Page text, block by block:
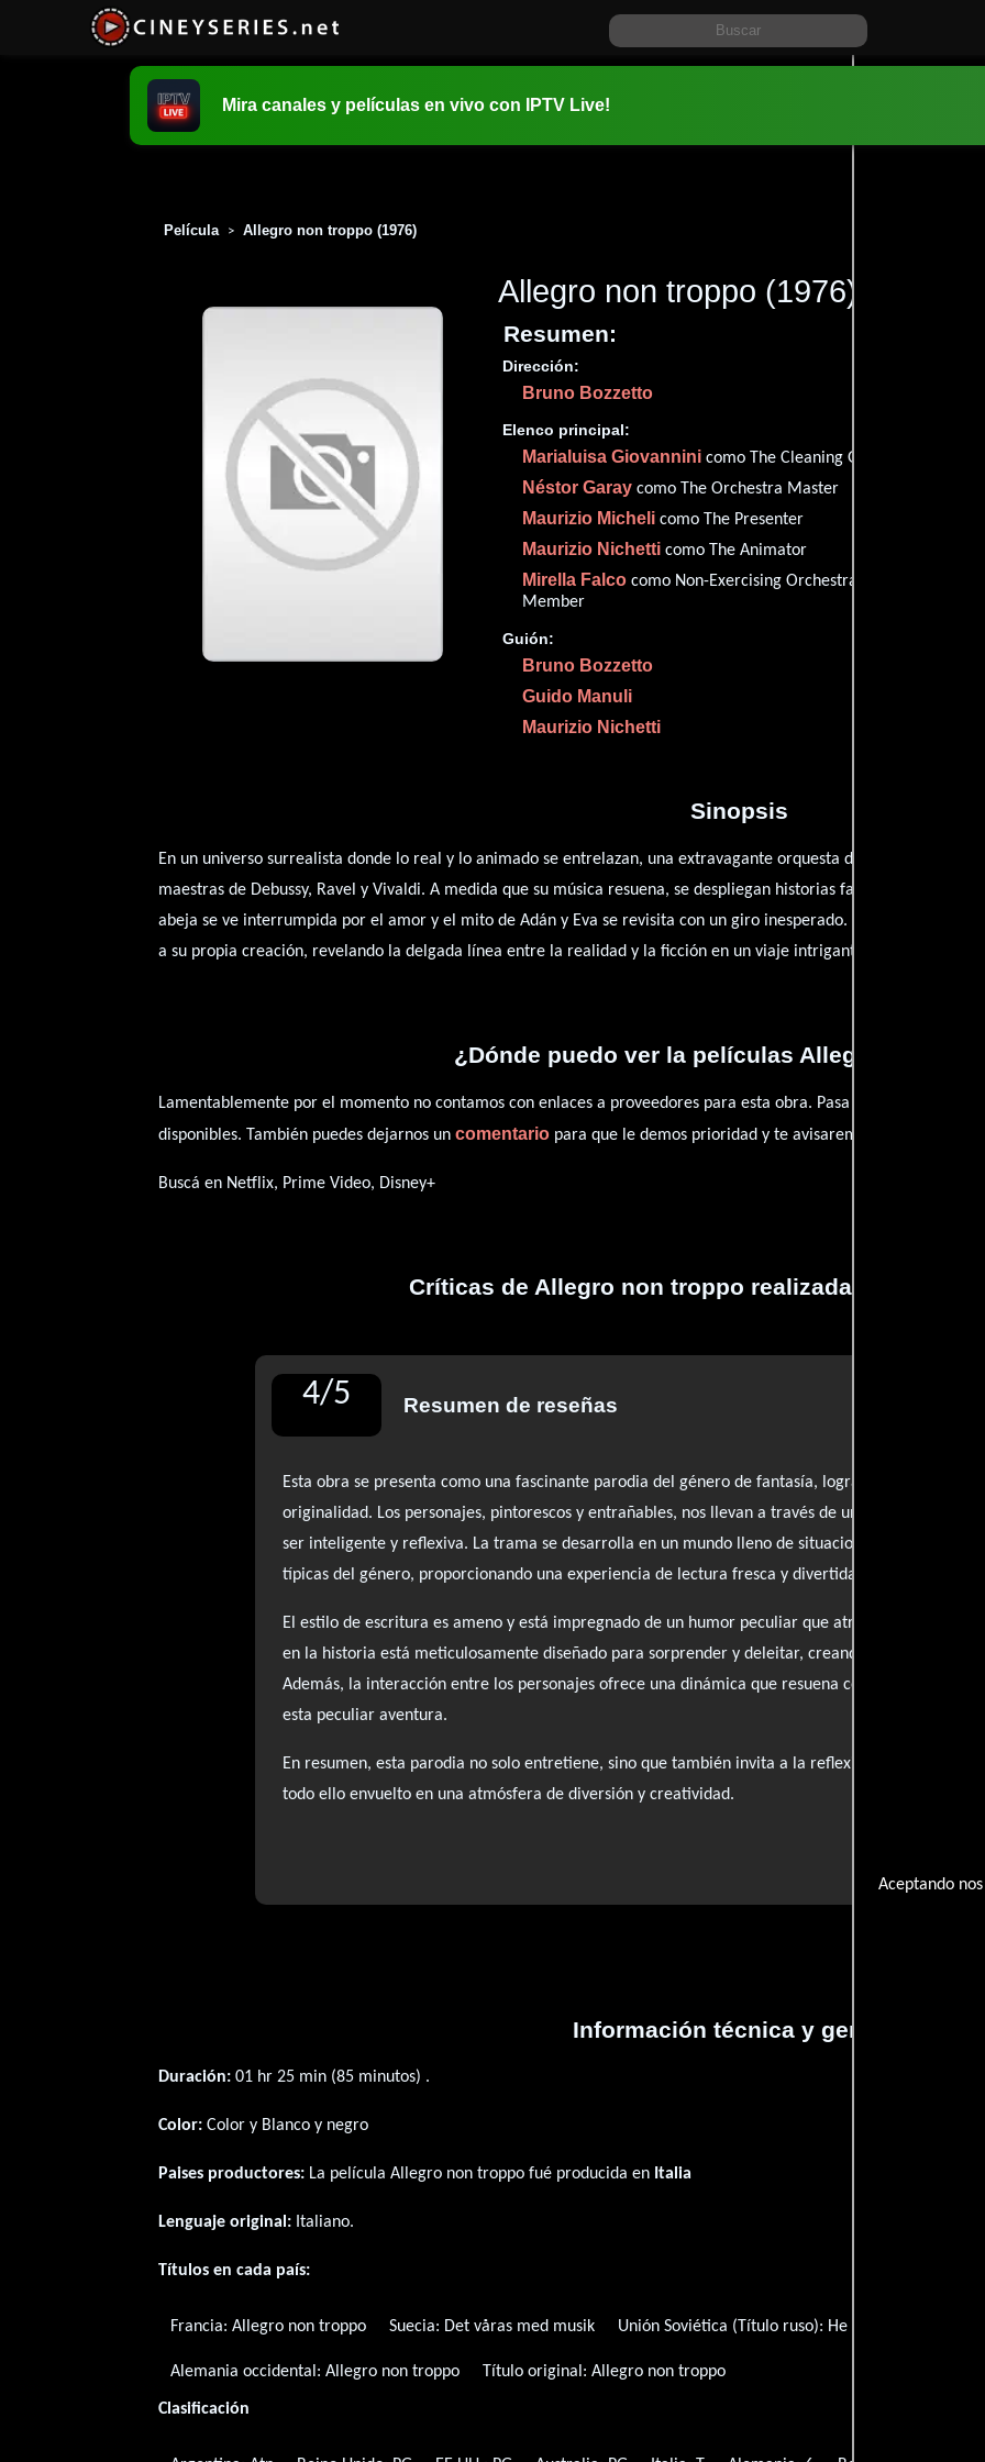
Aceptando
Mira canales y películas en vivo con IPTV Live!
Película > Allegro non troppo (1976)
Allegro non troppo (1976)
Resumen:
Dirección:
Bruno Bozzetto
Elenco principal:
Marialuisa Giovannini como The Cleaning Girl
Néstor Garay como The Orchestra Master
Maurizio Micheli como The Presenter
Maurizio Nichetti como The Animator
Mirella Falco como Non-Exercising Orchestra
Member
Guión:
Bruno Bozzetto
Guido Manuli
Maurizio Nichetti
Sinopsis
En un universo surrealista donde lo real y lo animado se entrelazan, una extravagante orquesta de ancianas
maestras de Debussy, Ravel y Vivaldi. A medida que su música resuena, se despliegan historias fantásticas: un
abeja se ve interrumpida por el amor y el mito de Adán y Eva se revisita con un giro inesperado. Entre estos
a su propia creación, revelando la delgada línea entre la realidad y la ficción en un viaje intrigante y cautivador.
¿Dónde puedo ver la películas Allegro non
Lamentablemente por el momento no contamos con enlaces a proveedores para esta obra. Pasa por nuestro
disponibles. También puedes dejarnos uncomentario para que le demos prioridad y te avisaremos cuando se
Buscá en Netflix, Prime Video, Disney+
Críticas de Allegro non troppo realizadas por
4/5 Resumen de reseñas
Esta obra se presenta como una fascinante parodia del género de fantasía, logrando un
originalidad. Los personajes, pintorescos y entrañables, nos llevan a través de una narrativa que,
ser inteligente y reflexiva. La trama se desarrolla en un mundo lleno de situaciones absurdas que
típicas del género, proporcionando una experiencia de lectura fresca y divertida.
El estilo de escritura es ameno y está impregnado de un humor peculiar que atrae y mantiene la
en la historia está meticulosamente diseñado para sorprender y deleitar, creando momentos de
Además, la interacción entre los personajes ofrece una dinámica que resuena con la audiencia,
esta peculiar aventura.
En resumen, esta parodia no solo entretiene, sino que también invita a la reflexión sobre los
todo ello envuelto en una atmósfera de diversión y creatividad.
Información técnica y general
Duración: 01 hr 25 min (85 minutos) .
Color: Color y Blanco y negro
Paises productores: La película Allegro non troppo fué producida en Italia
Lenguaje original: Italiano.
Títulos en cada país:
Francia: Allegro non troppo Suecia: Det våras med musik Unión Soviética (Título ruso): Не очень весело
Alemania occidental: Allegro non troppo Título original:Allegro non troppo
Clasificación